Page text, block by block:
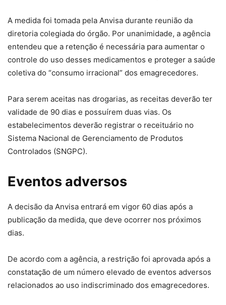
A medida foi tomada pela Anvisa durante reunião da
diretoria colegiada do órgão. Por unanimidade, a agência
entendeu que a retenção é necessária para aumentar o
controle do uso desses medicamentos e proteger a saúde
coletiva do “consumo irracional” dos emagrecedores.
Para serem aceitas nas drogarias, as receitas deverão ter
validade de 90 dias e possuírem duas vias. Os
estabelecimentos deverão registrar o receituário no
Sistema Nacional de Gerenciamento de Produtos
Controlados (SNGPC).
Eventos adversos
A decisão da Anvisa entrará em vigor 60 dias após a
publicação da medida, que deve ocorrer nos próximos
dias.
De acordo com a agência, a restrição foi aprovada após a
constatação de um número elevado de eventos adversos
relacionados ao uso indiscriminado dos emagrecedores.